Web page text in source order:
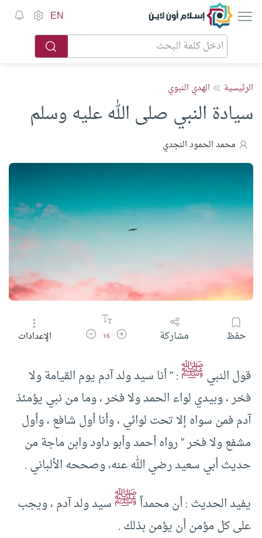
إسلام أون لاين EN
الرئيسية الهدي النبوي
سيادة النبي صلى الله عليه وسلم
محمد الحمود النجدي
حفظ مشاركة زيادة حجم الخط
16 تقليل حجم الخطالإعدادات
قول النبيﷺ: ” أنا سيد ولد آدم يوم القيامة ولا
فخر ، وبيدي لواء الحمد ولا فخر ، وما من نبي يؤمئذ
آدم فمن سواه إلا تحت لوائي ، وأنا أول شافع ، وأول
مشفع ولا فخر ” رواه أحمد وأبو داود وابن ماجة من
حديث أبي سعيد رضي الله عنه، وصححه الألباني .
يفيد الحديث : أن محمداًﷺسيد ولد آدم ، ويجب
على كل مؤمن أن يؤمن بذلك .